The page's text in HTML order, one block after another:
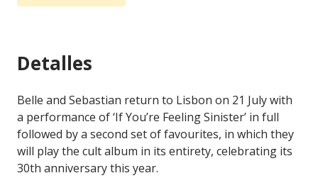
Detalles
Belle and Sebastian return to Lisbon on 21 July with
a performance of ‘If You’re Feeling Sinister’ in full
followed by a second set of favourites, in which they
will play the cult album in its entirety, celebrating its
30th anniversary this year.